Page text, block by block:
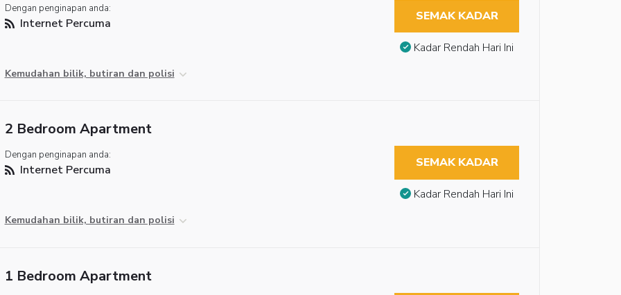
Dengan penginapan anda:
Internet Percuma
Kemudahan bilik, butiran dan polisi
SEMAK KADAR
Kadar Rendah Hari Ini
2 Bedroom Apartment
Dengan penginapan anda:
Internet Percuma
Kemudahan bilik, butiran dan polisi
SEMAK KADAR
Kadar Rendah Hari Ini
1 Bedroom Apartment